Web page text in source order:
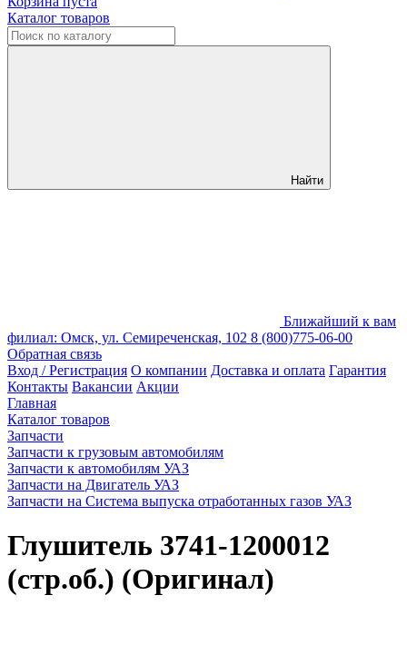
Каталог товаров
Найти
Ближайший к вам
филиал: Омск, ул. Семиреченская, 102 8 (800)775-06-00
Обратная связь
Вход / Регистрация О компании Доставка и оплата Гарантия
Контакты Вакансии Акции
Главная
Каталог товаров
Запчасти
Запчасти к грузовым автомобилям
Запчасти к автомобилям УАЗ
Запчасти на Двигатель УАЗ
Запчасти на Система выпуска отработанных газов УАЗ
Глушитель 3741-1200012
(стр.об.) (Оригинал)